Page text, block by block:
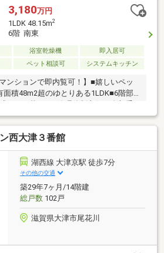
3,180万円
1LDK 48.15m2
6階 南東
浴室乾燥機
即入居可
ペット相談可 システムキッチン
ンションで即内覧可！】■嬉しいペッ
面積48m2超のゆとりある1LDK■6階部
のある暮らし■管理体制良好な全部委
西大津３番館
湖西線 大津京駅 徒歩7分
その他の交通
築29年7ヶ月/14階建
総戸数102戸
滋賀県大津市尾花川